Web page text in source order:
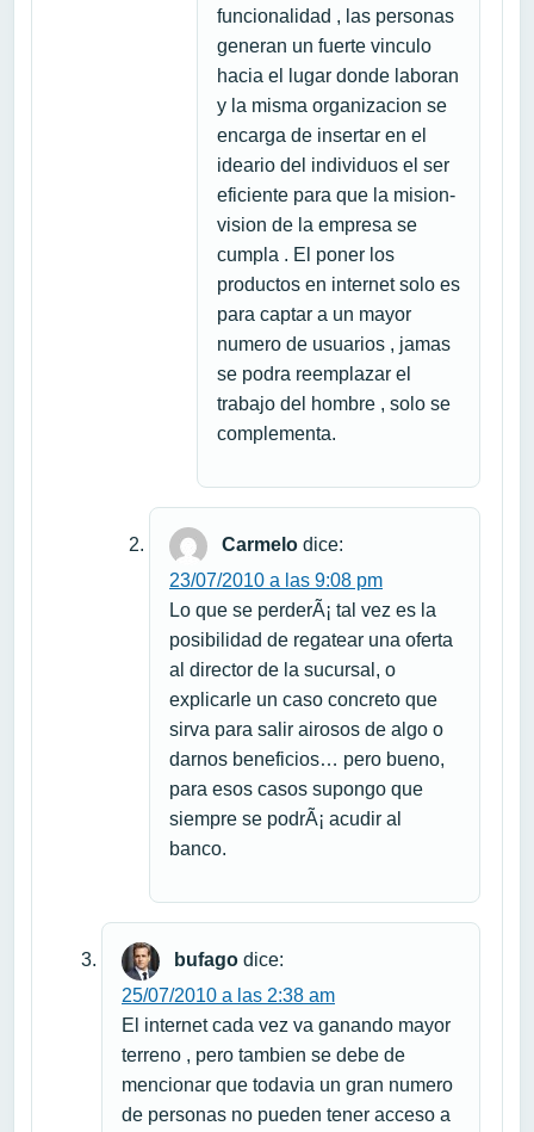
funcionalidad , las personas
generan un fuerte vinculo
hacia el lugar donde laboran
y la misma organizacion se
encarga de insertar en el
ideario del individuos el ser
eficiente para que la mision-
vision de la empresa se
cumpla . El poner los
productos en internet solo es
para captar a un mayor
numero de usuarios , jamas
se podra reemplazar el
trabajo del hombre , solo se
complementa.
Carmelo dice:
23/07/2010 a las 9:08 pm
Lo que se perderÃ¡ tal vez es la
posibilidad de regatear una oferta
al director de la sucursal, o
explicarle un caso concreto que
sirva para salir airosos de algo o
darnos beneficios… pero bueno,
para esos casos supongo que
siempre se podrÃ¡ acudir al
banco.
bufago dice:
25/07/2010 a las 2:38 am
El internet cada vez va ganando mayor
terreno , pero tambien se debe de
mencionar que todavia un gran numero
de personas no pueden tener acceso a